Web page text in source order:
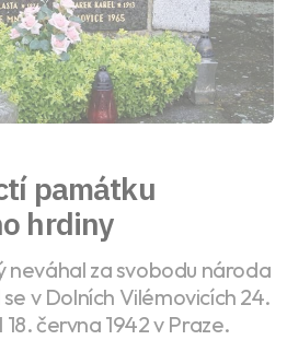
památku
hrdiny
neváhal za svobodu národa
v Dolních Vilémovicích 24.
června 1942 v Praze.